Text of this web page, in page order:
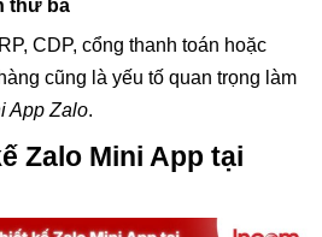
thứ ba
CDP, cổng thanh toán hoặc
cũng là yếu tố quan trọng làm
App Zalo.
Zalo Mini App tại